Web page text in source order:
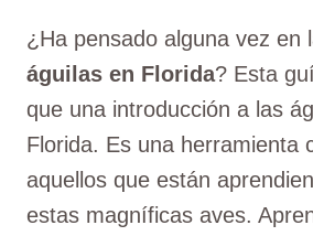
¿Ha pensado alguna vez en
águilas en Florida? Esta
que una introducción a las
Florida. Es una herramienta
aquellos que están
estas magníficas aves.